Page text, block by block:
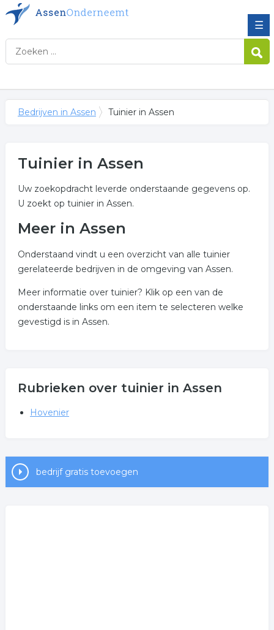
☰
Bedrijven in Assen Tuinier in Assen
Tuinier in Assen
Uw zoekopdracht leverde onderstaande gegevens op.
U zoekt op tuinier in Assen.
Meer in Assen
Onderstaand vindt u een overzicht van alle tuinier
gerelateerde bedrijven in de omgeving van Assen.
Meer informatie over tuinier? Klik op een van de
onderstaande links om een item te selecteren welke
gevestigd is in Assen.
Rubrieken over tuinier in Assen
Hovenier
bedrijf gratis toevoegen